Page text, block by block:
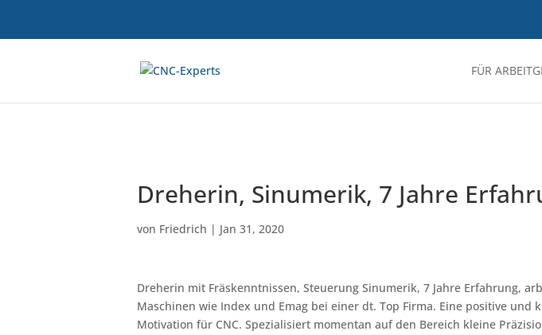
FÜR
Dreherin, Sinumerik, 7 Jahre
von Friedrich | Jan 31, 2020
Dreherin mit Fräskenntnissen, Steuerung Sinumerik, 7 Jahre Erfahrung,
Maschinen wie Index und Emag bei einer dt. Top Firma. Eine positive und
Motivation für CNC. Spezialisiert momentan auf den Bereich kleine